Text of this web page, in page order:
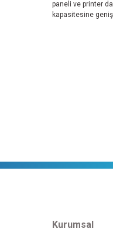
paneli ve printer
kapasitesine
Kurumsal